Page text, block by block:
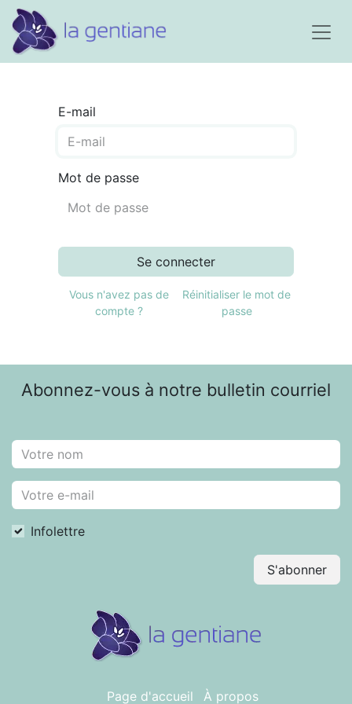
E-mail
Mot de passe
Se connecter
Vous n'avez pas de
compte ?
Réinitialiser le mot de
passe
Abonnez-vous à notre bulletin courriel
Infolettre
S'abonner
Page d'accueil À propos